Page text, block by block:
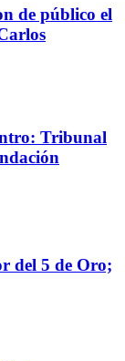
de público el
Tribunal
del 5 de Oro;